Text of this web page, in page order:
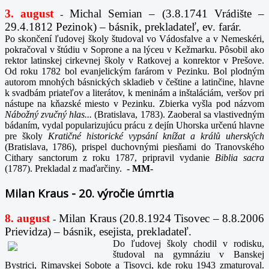
3. august -Michal Semian – (3.8.1741 Vrádište –
29.4.1812 Pezinok) – básnik, prekladateľ, ev. farár.
Po skončení ľudovej školy študoval vo Vádosfalve a v Nemeskéri,
pokračoval v štúdiu v Soprone a na lýceu v Kežmarku. Pôsobil ako
rektor latinskej cirkevnej školy v Ratkovej a konrektor v Prešove.
Od roku 1782 bol evanjelickým farárom v Pezinku. Bol plodným
autorom mnohých básnických skladieb v češtine a latinčine, hlavne
k svadbám priateľov a literátov, k meninám a inštaláciám, veršov pri
nástupe na kňazské miesto v Pezinku. Zbierka vyšla pod názvom
Nábožný zvučný hlas...(Bratislava, 1783). Zaoberal sa vlastivedným
bádaním, vydal popularizujúcu prácu z dejín Uhorska určenú hlavne
pre školy Kratičné historické vypsání knížat a králů uherských
(Bratislava, 1786), prispel duchovnými piesňami do Tranovského
Cithary sanctorum z roku 1787, pripravil vydanie Biblia sacra
(1787). Prekladal z maďarčiny. - MM-
Milan Kraus - 20. výročie úmrtia
8. august -Milan Kraus (20.8.1924 Tisovec – 8.8.2006
Prievidza) – básnik, esejista, prekladateľ.
Do ľudovej školy chodil v rodisku,
študoval na gymnáziu v Banskej
Bystrici, Rimavskej Sobote a Tisovci, kde roku 1943 zmaturoval.